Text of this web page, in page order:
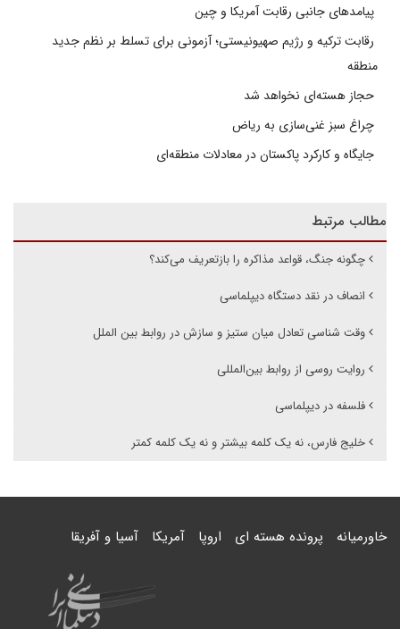
پیامدهای جانبی رقابت آمریکا و چین
رقابت ترکیه و رژیم صهیونیستی؛ آزمونی برای تسلط بر نظم جدید
منطقه
حجاز هسته‌ای نخواهد شد
چراغ سبز غنی‌سازی به ریاض
جایگاه و کارکرد پاکستان در معادلات منطقه‌ای
مطالب مرتبط
چگونه جنگ، قواعد مذاکره را بازتعریف می‌کند؟
انصاف در نقد دستگاه دیپلماسی
وقت شناسی تعادل میان ستیز و سازش در روابط بین الملل
روایت روسی از روابط بین‌المللی
فلسفه در دیپلماسی
خلیج فارس، نه یک کلمه بیشتر و نه یک کلمه کمتر
خاورمیانه پرونده هسته ای اروپا آمریکا آسیا و آفریقا